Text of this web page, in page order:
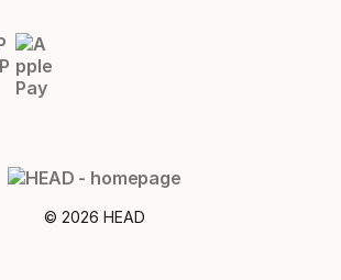
© 2026 HEAD